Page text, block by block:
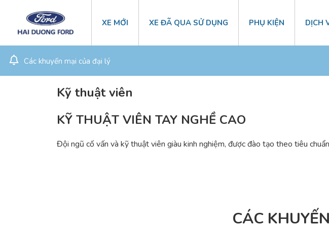
XE MỚI XE ĐÃ QUA SỬ DỤNG PHỤ KIỆN DỊCH
Các khuyến mại của đại lý
Kỹ thuật viên
KỸ THUẬT VIÊN TAY NGHỀ CAO
Đội ngũ cố vấn và kỹ thuật viên giàu kinh nghiệm, được đào tạo theo tiêu
CÁC